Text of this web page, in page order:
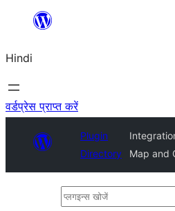
सामग्री
जाएं
Hindi
वर्डप्रेस प्राप्त करें
Plugin
Directory
Map and
प्लगइन्स